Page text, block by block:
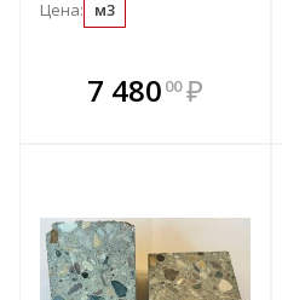
Цена: м3
7 480 00 ₽
В комплекте
всегда выгоднее!